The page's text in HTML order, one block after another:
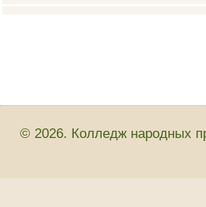
© 2026. Колледж народных